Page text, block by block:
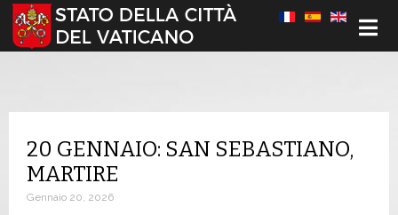
Seleziona la tua lingua
20 GENNAIO: SAN SEBASTIANO,
MARTIRE
Gennaio 20, 2026